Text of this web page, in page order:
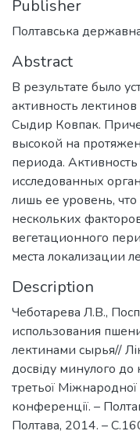
Publisher
Полтавська
Abstract
В результате было
активность
Сыдир Ковпак.
высокой на
периода.
исследованных
лишь ее уровень,
нескольких
вегетационного
места локализации
Description
Чеботарева Л.В.,
использования
лектинами сырья//
досвіду минулого до
третьої
конференції. –
Полтава, 2014. –